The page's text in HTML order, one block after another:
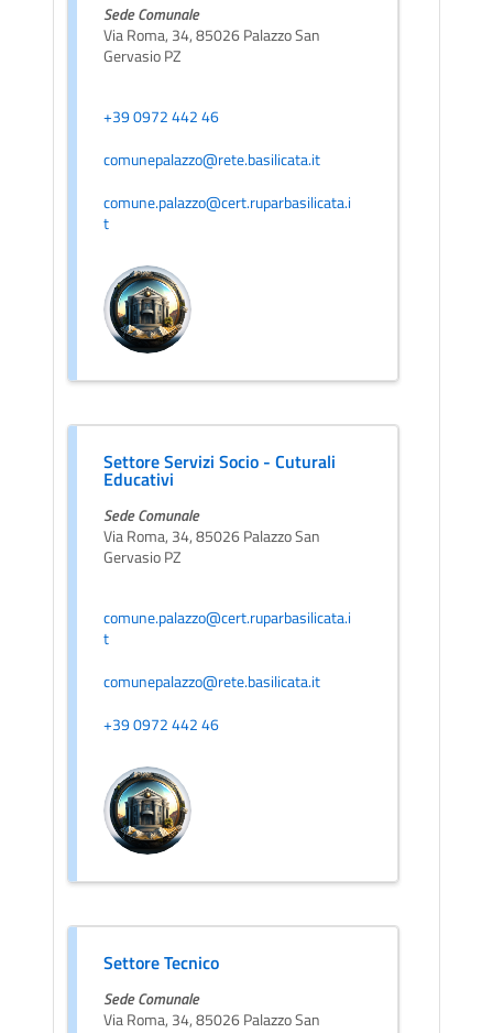
Sede Comunale
Via Roma, 34, 85026 Palazzo San
Gervasio PZ
+39 0972 442 46
comunepalazzo@rete.basilicata.it
comune.palazzo@cert.ruparbasilicata.i
t
Settore Servizi Socio - Cuturali
Educativi
Sede Comunale
Via Roma, 34, 85026 Palazzo San
Gervasio PZ
comune.palazzo@cert.ruparbasilicata.i
t
comunepalazzo@rete.basilicata.it
+39 0972 442 46
Settore Tecnico
Sede Comunale
Via Roma, 34, 85026 Palazzo San